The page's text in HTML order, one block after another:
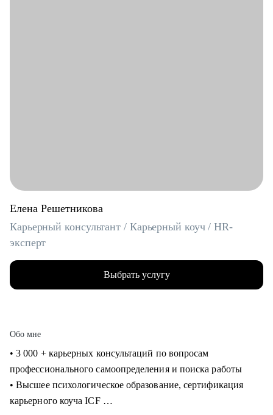
Елена Решетникова
Карьерный консультант / Карьерный коуч / HR-
эксперт
Выбрать услугу
Обо мне
• 3 000 + карьерных консультаций по вопросам
профессионального самоопределения и поиска работы
• Высшее психологическое образование, сертификация
карьерного коуча ICF